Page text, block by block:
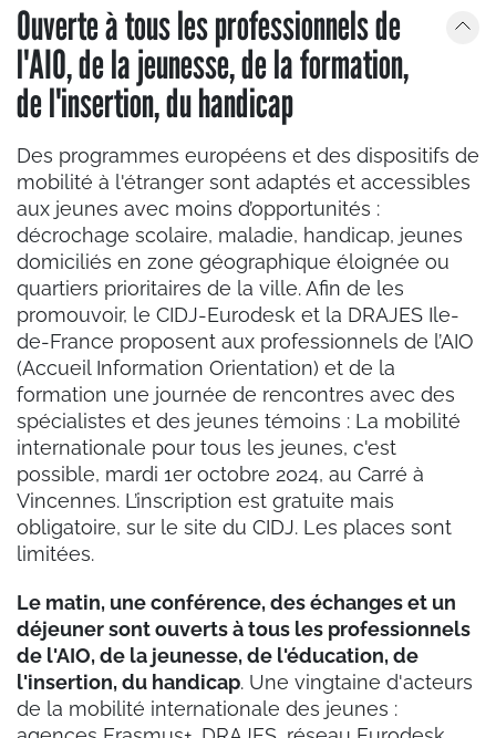
Ouverte à tous les professionnels de
l'AIO, de la jeunesse, de la formation,
de l'insertion, du handicap
Des programmes européens et des dispositifs de
mobilité à l'étranger sont adaptés et accessibles
aux jeunes avec moins d’opportunités :
décrochage scolaire, maladie, handicap, jeunes
domiciliés en zone géographique éloignée ou
quartiers prioritaires de la ville. Afin de les
promouvoir, le CIDJ-Eurodesk et la DRAJES Ile-
de-France proposent aux professionnels de l’AIO
(Accueil Information Orientation) et de la
formation une journée de rencontres avec des
spécialistes et des jeunes témoins : La mobilité
internationale pour tous les jeunes, c'est
possible, mardi 1er octobre 2024, au Carré à
Vincennes. L’inscription est gratuite mais
obligatoire, sur le site du CIDJ. Les places sont
limitées.
Le matin, une conférence, des échanges et un
déjeuner sont ouverts à tous les professionnels
de l'AIO, de la jeunesse, de l'éducation, de
l'insertion, du handicap. Une vingtaine d'acteurs
de la mobilité internationale des jeunes :